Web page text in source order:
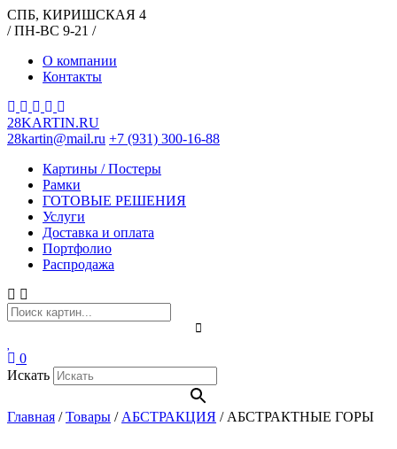
СПБ, КИРИШСКАЯ 4
/ ПН-ВС 9-21 /
О компании
Контакты
28KARTIN.RU
28kartin@mail.ru +7 (931) 300-16-88
Картины / Постеры
Рамки
ГОТОВЫЕ РЕШЕНИЯ
Услуги
Доставка и оплата
Портфолио
Распродажа
0
Искать
Главная /Товары / АБСТРАКЦИЯ / АБСТРАКТНЫЕ ГОРЫ